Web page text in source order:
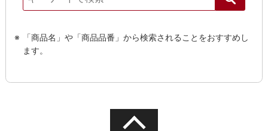
「商品名」や「商品品番」から検索されることをおすすめし
ます。